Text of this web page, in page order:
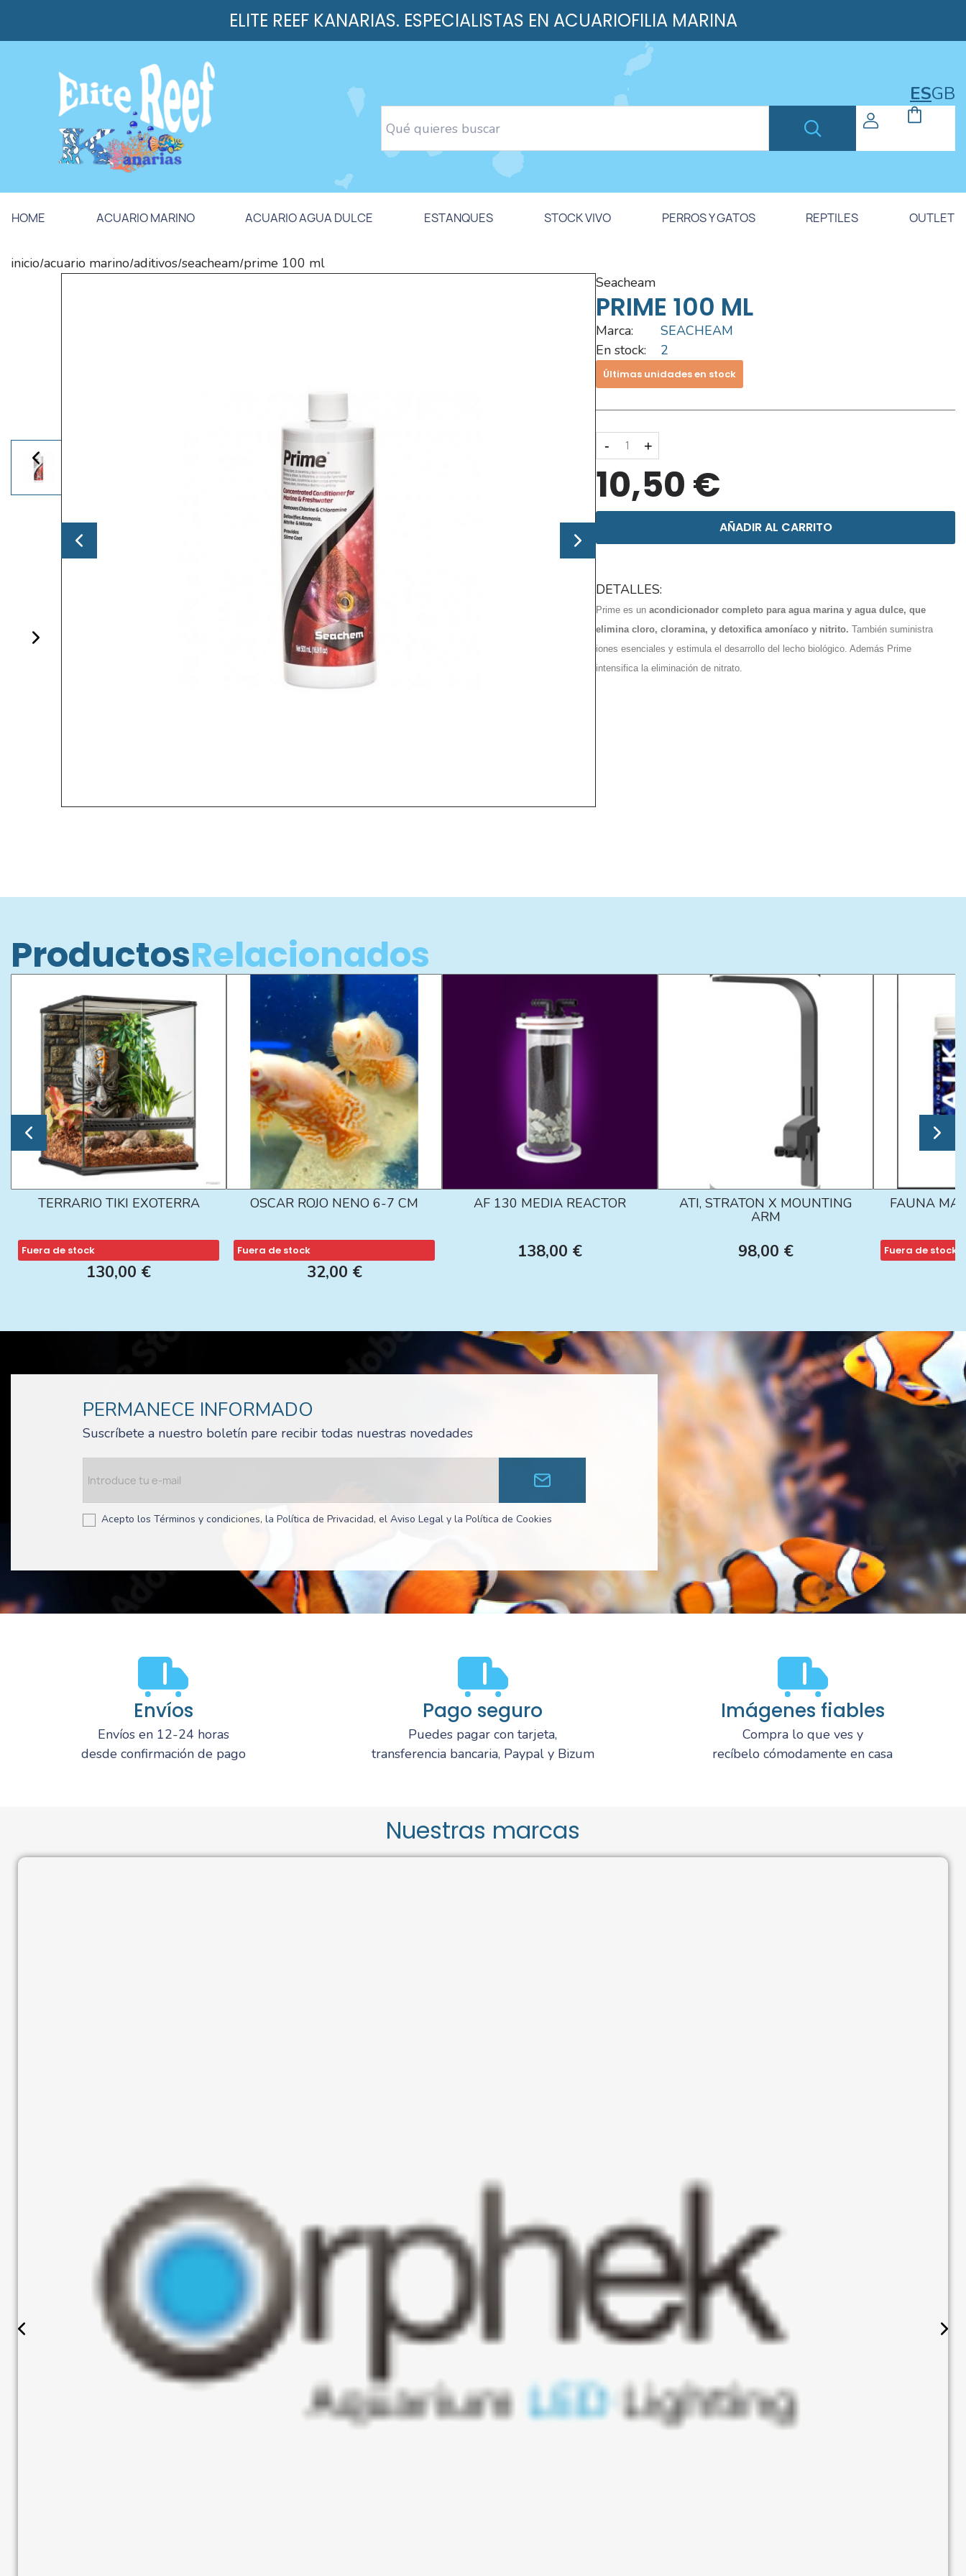
ELITE REEF KANARIAS. ESPECIALISTAS EN ACUARIOFILIA MARINA
ESGB
HOME ACUARIO MARINO ACUARIO AGUA DULCE ESTANQUES STOCK VIVO PERROS Y GATOS REPTILES OUTLET
inicio/acuario marino/aditivos/seacheam/prime 100 ml
seacheam
PRIME 100 ML
Marca:
SEACHEAM
En stock:
2
Últimas unidades en stock
- +
10,50 €
AÑADIR AL CARRITO
DETALLES:
Prime es un acondicionador completo para agua marina y agua dulce, que
elimina cloro, cloramina, y detoxifica amoníaco y nitrito. También suministra
iones esenciales y estimula el desarrollo del lecho biológico. Además Prime
intensifica la eliminación de nitrato.
ProductosRelacionados
TERRARIO TIKI EXOTERRA
Fuera de stock
130,00 €
OSCAR ROJO NENO 6-7 CM
Fuera de stock
32,00 €
AF 130 MEDIA REACTOR
138,00 €
ATI, STRATON X MOUNTING
ARM
98,00 €
FAUNA
Fuera de stock
PERMANECE INFORMADO
Suscríbete a nuestro boletín pare recibir todas nuestras novedades
Acepto los Términos y condiciones, la Política de Privacidad, el Aviso Legal y la Política de Cookies
Envíos
Envíos en 12-24 horas
desde confirmación de pago
Pago seguro
Puedes pagar con tarjeta,
transferencia bancaria, Paypal y Bizum
Imágenes fiables
Compra lo que ves y
recíbelo cómodamente en casa
Nuestras marcas